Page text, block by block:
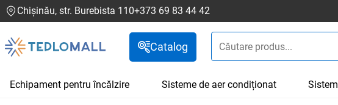
Chișinău, str. Burebista 110+373 69 83 44 42
Catalog
Echipament pentru încălzire Sisteme de aer condiționat